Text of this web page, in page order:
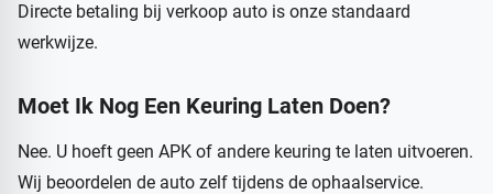
Directe betaling bij verkoop auto is onze standaard
werkwijze.
Moet Ik Nog Een Keuring Laten Doen?
Nee. U hoeft geen APK of andere keuring te laten uitvoeren.
Wij beoordelen de auto zelf tijdens de ophaalservice.